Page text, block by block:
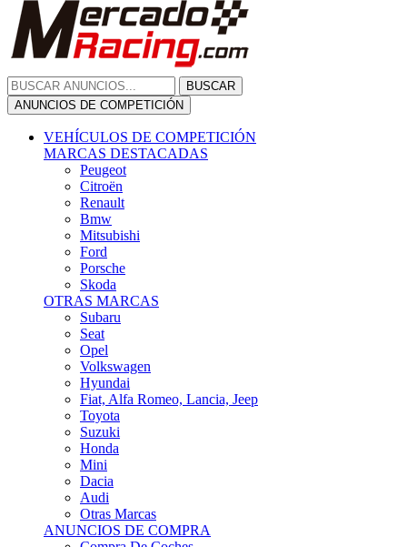
BUSCAR
ANUNCIOS DE COMPETICIÓN
VEHÍCULOS DE COMPETICIÓN
MARCAS DESTACADAS
Peugeot
Citroën
Renault
Bmw
Mitsubishi
Ford
Porsche
Skoda
OTRAS MARCAS
Subaru
Seat
Opel
Volkswagen
Hyundai
Fiat, Alfa Romeo, Lancia, Jeep
Toyota
Suzuki
Honda
Mini
Dacia
Audi
Otras Marcas
ANUNCIOS DE COMPRA
Compra De Coches
ALQUILER VEHÍCULOS